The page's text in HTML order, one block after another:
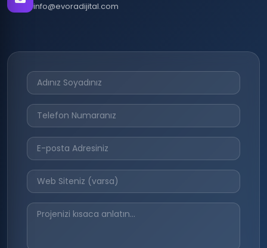
info@evoradijital.com